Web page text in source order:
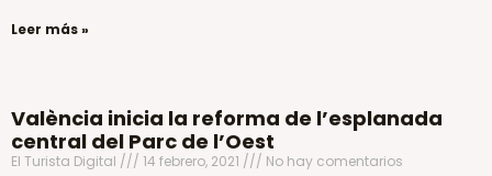
Leer más »
València inicia la reforma de l’esplanada
central del Parc de l’Oest
El Turista Digital 14 febrero, 2021 No hay comentarios